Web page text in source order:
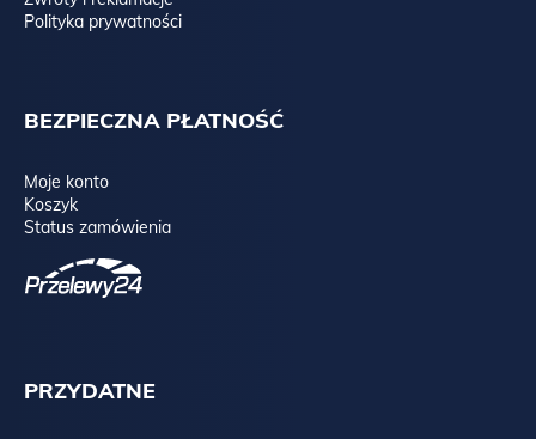
Polityka prywatności
BEZPIECZNA PŁATNOŚĆ
Moje konto
Koszyk
Status zamówienia
PRZYDATNE